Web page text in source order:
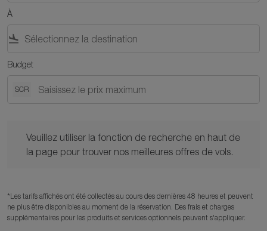
À
flight_land
Budget
SCR
Veuillez utiliser la fonction de recherche en haut de
la page pour trouver nos meilleures offres de vols.
*Les tarifs affichés ont été collectés au cours des dernières 48 heures et peuvent
ne plus être disponibles au moment de la réservation. Des frais et charges
supplémentaires pour les produits et services optionnels peuvent s'appliquer.